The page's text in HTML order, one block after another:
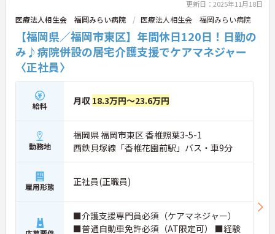
更新日：2025年11月18日
医療法人相生会 福岡みらい病院 医療法人相生会 福岡みらい病院
【福岡県／福岡市東区】年間休日120日！日勤の
み♪病院併設の居宅介護支援でケアマネジャー
〈正社員〉
給料 月収 18.3万円～23.6万円
勤務地
福岡県 福岡市東区 香椎照葉3-5-1
西鉄貝塚線「香椎花園前駅」バス・車9分
雇用形態 正社員(正職員)
■介護支援専門員必須（ケアマネジャー）
■普通自動車免許必須（AT限定可） ■経験